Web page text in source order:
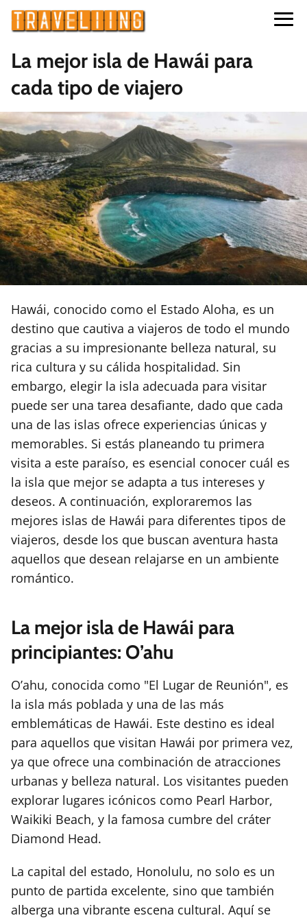
La mejor isla de Hawái para
cada tipo de viajero
Hawái, conocido como el Estado Aloha, es un
destino que cautiva a viajeros de todo el mundo
gracias a su impresionante belleza natural, su
rica cultura y su cálida hospitalidad. Sin
embargo, elegir la isla adecuada para visitar
puede ser una tarea desafiante, dado que cada
una de las islas ofrece experiencias únicas y
memorables. Si estás planeando tu primera
visita a este paraíso, es esencial conocer cuál es
la isla que mejor se adapta a tus intereses y
deseos. A continuación, exploraremos las
mejores islas de Hawái para diferentes tipos de
viajeros, desde los que buscan aventura hasta
aquellos que desean relajarse en un ambiente
romántico.
La mejor isla de Hawái para
principiantes: O’ahu
O’ahu, conocida como "El Lugar de Reunión", es
la isla más poblada y una de las más
emblemáticas de Hawái. Este destino es ideal
para aquellos que visitan Hawái por primera vez,
ya que ofrece una combinación de atracciones
urbanas y belleza natural. Los visitantes pueden
explorar lugares icónicos como Pearl Harbor,
Waikiki Beach, y la famosa cumbre del cráter
Diamond Head.
La capital del estado, Honolulu, no solo es un
punto de partida excelente, sino que también
alberga una vibrante escena cultural. Aquí se